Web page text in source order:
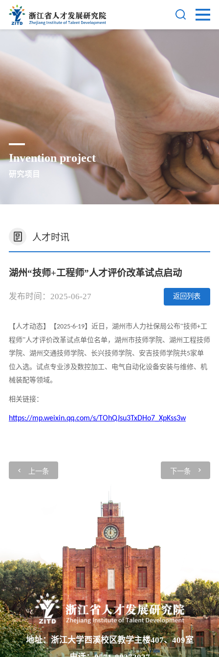
Invention project
研究项目
人才时讯
湖州“技师+工程师”人才评价改革试点启动
返回列表
发布时间：2025-06-27
【人才动态】【2025-6-19】近日，湖州市人力社保局公布“技师+工
程师”人才评价改革试点单位名单，湖州市技师学院、湖州工程技师
学院、湖州交通技师学院、长兴技师学院、安吉技师学院共5家单
位入选。试点专业涉及数控加工、电气自动化设备安装与维修、机
械装配等领域。
相关链接：
https://mp.weixin.qq.com/s/TOhQJsu3TxDHo7_XpKss3w
上一条 下一条
地址：浙江大学西溪校区教学主楼407、409室